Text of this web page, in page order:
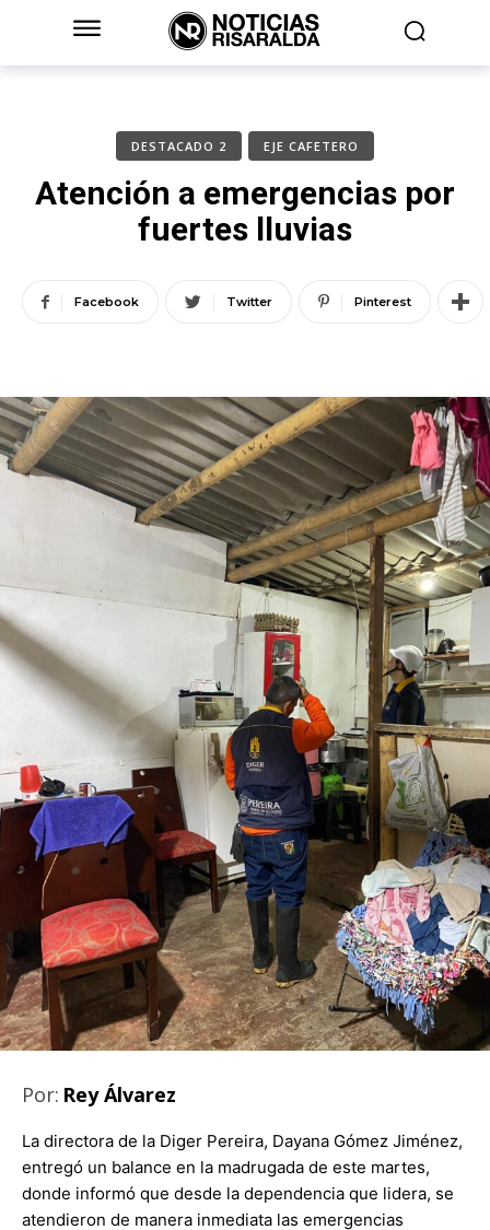
DESTACADO 2 EJE CAFETERO
Atención a emergencias por
fuertes lluvias
Facebook Twitter Pinterest
Por: Rey Álvarez
La directora de la Diger Pereira, Dayana Gómez Jiménez,
entregó un balance en la madrugada de este martes,
donde informó que desde la dependencia que lidera, se
atendieron de manera inmediata las emergencias